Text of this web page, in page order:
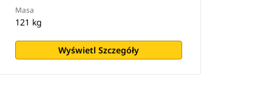
Masa
121 kg
Wyświetl Szczegóły